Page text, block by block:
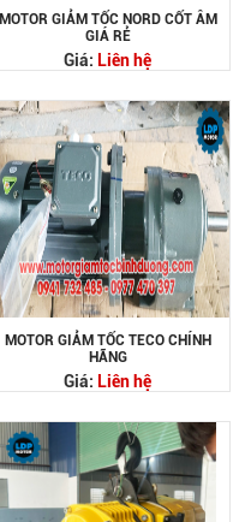
MOTOR GIẢM TỐC NORD CỐT ÂM
GIÁ RẺ
Giá: Liên hệ
MOTOR GIẢM TỐC TECO CHÍNH
HÃNG
Giá: Liên hệ